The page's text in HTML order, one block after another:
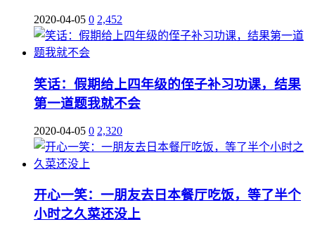
2020-04-05 0 2,452
笑话：假期给上四年级的侄子补习功课，结果
第一道题我就不会
2020-04-05 0 2,320
开心一笑：一朋友去日本餐厅吃饭，等了半个
小时之久菜还没上